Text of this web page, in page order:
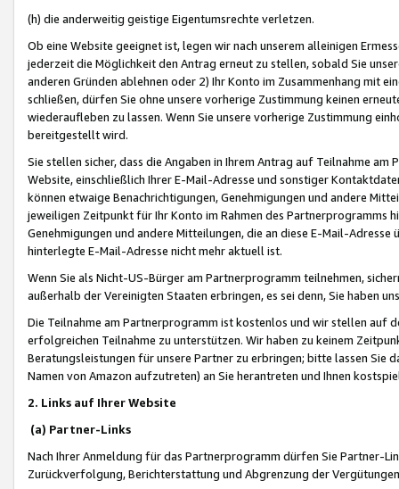
(h) die anderweitig geistige Eigentumsrechte verletzen.
Ob eine Website geeignet ist, legen wir nach unserem alleinigen
jederzeit die Möglichkeit den Antrag erneut zu stellen, sobald Sie
anderen Gründen ablehnen oder 2) Ihr Konto im Zusammenhang mit
schließen, dürfen Sie ohne unsere vorherige Zustimmung keinen
wiederaufleben zu lassen. Wenn Sie unsere vorherige Zustimmung
bereitgestellt wird.
Sie stellen sicher, dass die Angaben in Ihrem Antrag auf Teilnahme
Website, einschließlich Ihrer E-Mail-Adresse und sonstiger
können etwaige Benachrichtigungen, Genehmigungen und andere
jeweiligen Zeitpunkt für Ihr Konto im Rahmen des Partnerprogramms
Genehmigungen und andere Mitteilungen, die an diese E-Mail-
hinterlegte E-Mail-Adresse nicht mehr aktuell ist.
Wenn Sie als Nicht-US-Bürger am Partnerprogramm teilnehmen,
außerhalb der Vereinigten Staaten erbringen, es sei denn, Sie haben
Die Teilnahme am Partnerprogramm ist kostenlos und wir stellen auf
erfolgreichen Teilnahme zu unterstützen. Wir haben zu keinem
Beratungsleistungen für unsere Partner zu erbringen; bitte lassen Sie
Namen von Amazon aufzutreten) an Sie herantreten und Ihnen
2. Links auf Ihrer Website
(a) Partner-Links
Nach Ihrer Anmeldung für das Partnerprogramm dürfen Sie Partner-
Zurückverfolgung, Berichterstattung und Abgrenzung der